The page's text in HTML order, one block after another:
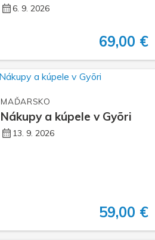
6. 9. 2026
69,00 €
MAĎARSKO
Nákupy a kúpele v Gyõri
13. 9. 2026
59,00 €